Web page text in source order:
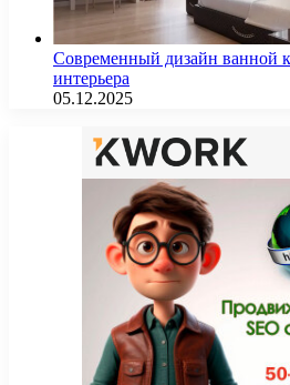
Современный дизайн ванной
интерьера
05.12.2025